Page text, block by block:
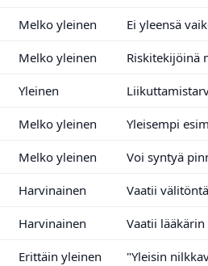
Melko yleinen Ei yleensä
Melko yleinen Riskitekijöinä
Yleinen
Melko yleinen Yleisempi
Melko yleinen Voi syntyä
Harvinainen Vaatii
Harvinainen Vaatii
Erittäin yleinen
"Yleisin